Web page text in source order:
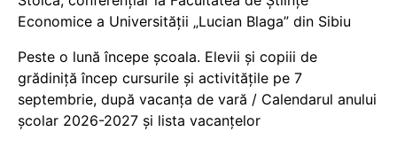
Economice a Universității „Lucian Blaga” din Sibiu
Peste o lună începe școala. Elevii și copiii de
grădiniță încep cursurile și activitățile pe 7
septembrie, după vacanța de vară / Calendarul anului
școlar 2026-2027 și lista vacanțelor